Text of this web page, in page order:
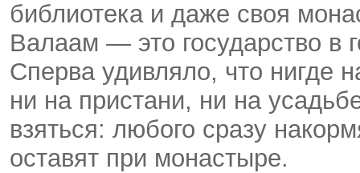
библиотека и даже своя
Валаам — это государство в
Сперва удивляло, что нигде
ни на пристани, ни на
взяться: любого сразу
оставят при монастыре.